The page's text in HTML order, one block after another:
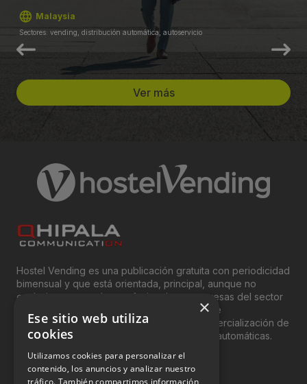
Malaysia
Sectores: vending, distribución automática, autoservicio
Ver más
Hostel Vending es una publicación gratuita con periodicidad
bimensual y que está orientada, principal, aunque no
exclusivamente, a los profesionales y empresas del sector
del “Vending”; nombre con el que se conoce
genéricamente entre profesionales a la comercialización de
productos y servicios a través de máquinas automáticas.
INFORMACIÓN LEGAL
×
Ese sitio web utiliza
cookies
Utilizamos cookies para personalizar el
contenido, los anuncios y analizar nuestro
tráfico. También compartimos información